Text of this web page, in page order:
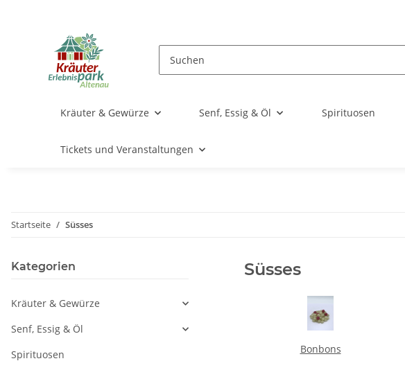
Kräuter & Gewürze Senf, Essig & Öl Spirituosen
Tickets und Veranstaltungen
Startseite Süsses
Süsses
Bonbons
Kategorien
Kräuter & Gewürze
Senf, Essig & Öl
Spirituosen